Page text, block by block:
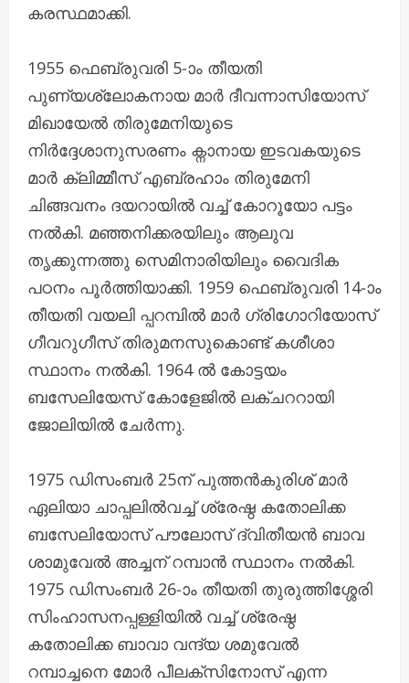
കരസ്ഥമാക്കി.
1955 ഫെബ്രുവരി 5-ാം തീയതി
പുണ്യശ്ലോകനായ മാർ ദീവന്നാസിയോസ്
മിഖായേൽ തിരുമേനിയുടെ
നിർദ്ദേശാനുസരണം ക്നാനായ ഇടവകയുടെ
മാർ ക്ലിമ്മീസ് എബ്രഹാം തിരുമേനി
ചിങ്ങവനം ദയറായിൽ വച്ച് കോറൂയോ പട്ടം
നൽകി. മഞ്ഞനിക്കരയിലും ആലുവ
തൃക്കുന്നത്തു സെമിനാരിയിലും വൈദിക
പഠനം പൂർത്തിയാക്കി. 1959 ഫെബ്രുവരി 14-ാം
തീയതി വയലി പ്പറമ്പിൽ മാർ ഗ്രിഗോറിയോസ്
ഗീവറുഗീസ് തിരുമനസുകൊണ്ട് കശീശാ
സ്ഥാനം നൽകി. 1964 ൽ കോട്ടയം
ബസേലിയേസ് കോളേജിൽ ലക്‌ചററായി
ജോലിയിൽ ചേർന്നു.
1975 ഡിസംബർ 25ന് പുത്തൻകുരിശ് മാർ
ഏലിയാ ചാപ്പലിൽവച്ച് ശ്രേഷ്ഠ കതോലിക്ക
ബസേലിയോസ് പൗലോസ് ദ്വിതീയൻ ബാവ
ശാമുവേൽ അച്ചന് റമ്പാൻ സ്ഥാനം നൽകി.
1975 ഡിസംബർ 26-ാം തീയതി തുരുത്തിശ്ശേരി
സിംഹാസനപ്പള്ളിയിൽ വച്ച് ശ്രേഷ്ഠ
കതോലിക്ക ബാവാ വന്ദ്യ ശമുവേൽ
റമ്പാച്ചനെ മോർ പീലക്‌സിനോസ് എന്ന